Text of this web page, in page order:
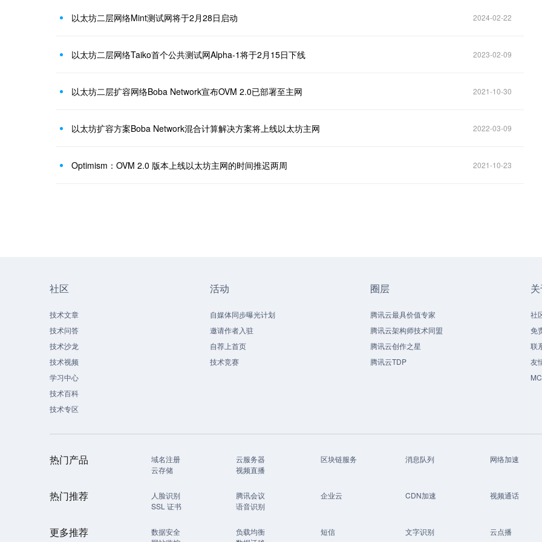
以太坊二层网络Mint测试网将于2月28日启动 2024-02-22
以太坊二层网络Taiko首个公共测试网Alpha-1将于2月15日下线 2023-02-09
以太坊二层扩容网络Boba Network宣布OVM 2.0已部署至主网 2021-10-30
以太坊扩容方案Boba Network混合计算解决方案将上线以太坊主网 2022-03-09
Optimism：OVM 2.0 版本上线以太坊主网的时间推迟两周 2021-10-23
社区
技术文章
技术问答
技术沙龙
技术视频
学习中心
技术百科
技术专区
活动
自媒体同步曝光计划
邀请作者入驻
自荐上首页
技术竞赛
圈层
腾讯云最具价值专家
腾讯云架构师技术同盟
腾讯云创作之星
腾讯云TDP
社
免
联
友
热门产品 域名注册 云服务器 区块链服务 消息队列
网络加速
云存储
视频直播
热门推荐 人脸识别 腾讯会议 企业云 CDN加速
视频通话
SSL 证书
语音识别
更多推荐 数据安全 负载均衡 短信 文字识别
云点播